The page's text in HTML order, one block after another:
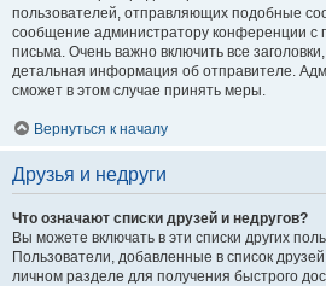
пользователей, отправляющих подобные
сообщение администратору конференции с
письма. Очень важно включить все
детальная информация об отправителе.
сможет в этом случае принять меры.
Вернуться к началу
Друзья и недруги
Что означают списки друзей и недругов?
Вы можете включать в эти списки других
Пользователи, добавленные в список
личном разделе для получения быстрого